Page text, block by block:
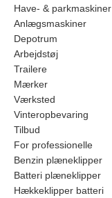
Have- & parkmaskiner
Anlægsmaskiner
Depotrum
Arbejdstøj
Trailere
Mærker
Værksted
Vinteropbevaring
Tilbud
For professionelle
Benzin plæneklipper
Batteri plæneklipper
Hækkeklipper batteri